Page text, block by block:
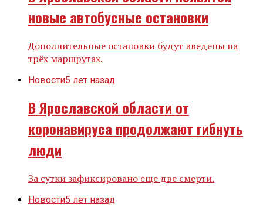
новые автобусные остановки
Дополнительные остановки будут введены на
трёх маршрутах.
Новости5 лет назад
В Ярославской области от
коронавируса продолжают гибнуть
люди
За сутки зафиксировано еще две смерти.
Новости5 лет назад